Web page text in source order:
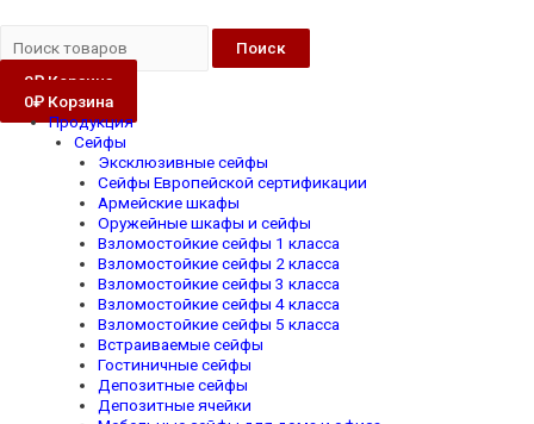
Поиск
0₽ Корзина
0₽ Корзина
Продукция
Сейфы
Эксклюзивные сейфы
Сейфы Европейской сертификации
Армейские шкафы
Оружейные шкафы и сейфы
Взломостойкие сейфы 1 класса
Взломостойкие сейфы 2 класса
Взломостойкие сейфы 3 класса
Взломостойкие сейфы 4 класса
Взломостойкие сейфы 5 класса
Встраиваемые сейфы
Гостиничные сейфы
Депозитные сейфы
Депозитные ячейки